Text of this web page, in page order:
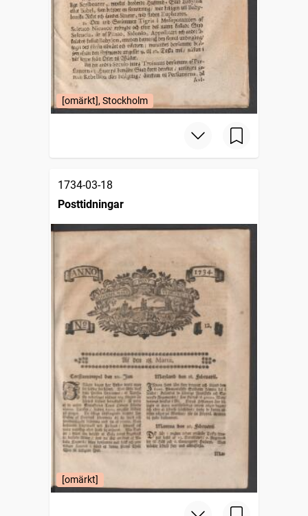
[omärkt], Stockholm
1734-03-18
Posttidningar
[omärkt]